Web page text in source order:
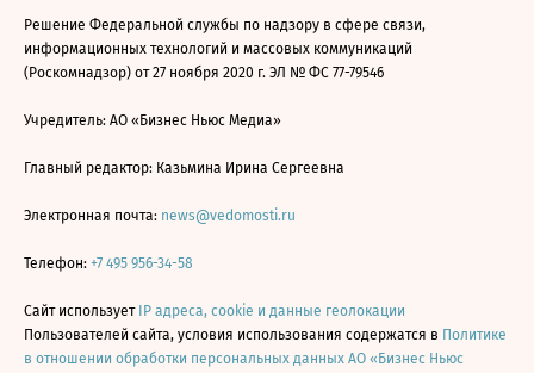
Решение Федеральной службы по надзору в сфере связи,
информационных технологий и массовых коммуникаций
(Роскомнадзор) от 27 ноября 2020 г. ЭЛ № ФС 77-79546
Учредитель: АО «Бизнес Ньюс Медиа»
Главный редактор: Казьмина Ирина Сергеевна
Электронная почта: news@vedomosti.ru
Телефон: +7 495 956-34-58
Сайт использует IP адреса, cookie и данные геолокации
Пользователей сайта, условия использования содержатся в Политике
в отношении обработки персональных данных АО «Бизнес Ньюс